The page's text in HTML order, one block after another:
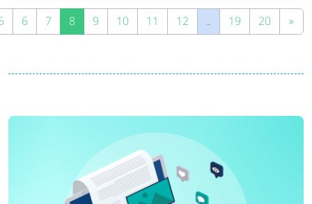
6 7 8 9 10 11 12 … 19 20 »